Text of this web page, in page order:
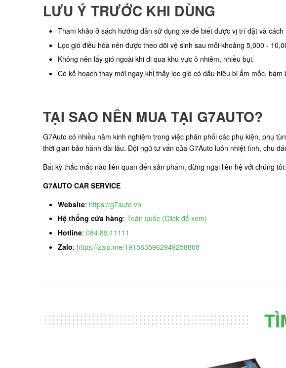
LƯU Ý TRƯỚC KHI DÙNG
Tham khảo ở sách hướng dẫn sử dụng xe để biết được vị trí đặt và
Lọc gió điều hòa nên được theo dõi vệ sinh sau mỗi khoảng 5,000 -
Không nên lấy gió ngoài khi đi qua khu vực ô nhiễm, nhiều bụi.
Có kế hoạch thay mới ngay khi thấy lọc gió có dấu hiệu bị ẩm mốc, bám
TẠI SAO NÊN MUA TẠI G7AUTO?
G7Auto có nhiều năm kinh nghiệm trong việc phân phối các phụ kiện, phụ
thời gian bảo hành dài lâu. Đội ngũ tư vấn của G7Auto luôn nhiệt tình, chu
Bất kỳ thắc mắc nào liên quan đến sản phẩm, đừng ngại liên hệ với chúng tôi:
G7AUTO CAR SERVICE
Website: https://g7auto.vn
Hệ thống cửa hàng: Toàn quốc (Click để xem)
Hotline: 084.89.11111
Zalo: https://zalo.me/1915835962949258808